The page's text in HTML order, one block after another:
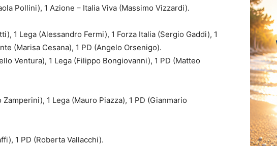
Pollini), 1 Azione – Italia Viva (Massimo Vizzardi).
1 Lega (Alessandro Fermi), 1 Forza Italia (Sergio Gaddi), 1
(Marisa Cesana), 1 PD (Angelo Orsenigo).
Ventura), 1 Lega (Filippo Bongiovanni), 1 PD (Matteo
1 Lega (Mauro Piazza), 1 PD (Gianmario
1 PD (Roberta Vallacchi).